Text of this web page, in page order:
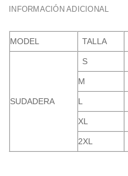
INFORMACIÓN ADICIONAL
MODEL TALLA
SUDADERA
S
M
L
XL
2XL